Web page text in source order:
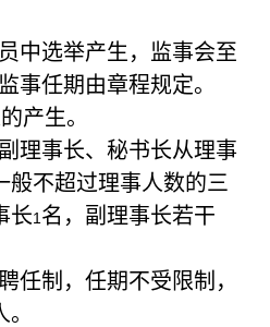
中选举产生，监事会至
事任期由章程规定。
产生。
理事长、秘书长从理事
般不超过理事人数的三
长1 名，副理事长若干
任制，任期不受限制，